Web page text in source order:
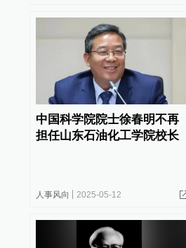
中国科学院院士徐春明不再
担任山东石油化工学院校长
人事风向 2025-05-12